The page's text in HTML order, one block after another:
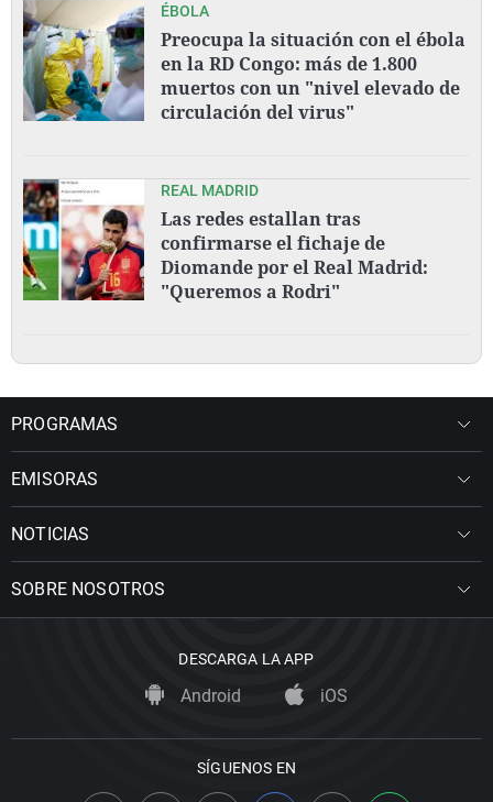
ÉBOLA
Preocupa la situación con el ébola
en la RD Congo: más de 1.800
muertos con un "nivel elevado de
circulación del virus"
REAL MADRID
Las redes estallan tras
confirmarse el fichaje de
Diomande por el Real Madrid:
"Queremos a Rodri"
PROGRAMAS
EMISORAS
NOTICIAS
SOBRE NOSOTROS
DESCARGA LA APP
Android iOS
SÍGUENOS EN